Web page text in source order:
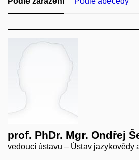
prof. PhDr. Mgr. Ondřej
vedoucí ústavu – Ústav jazykovědy